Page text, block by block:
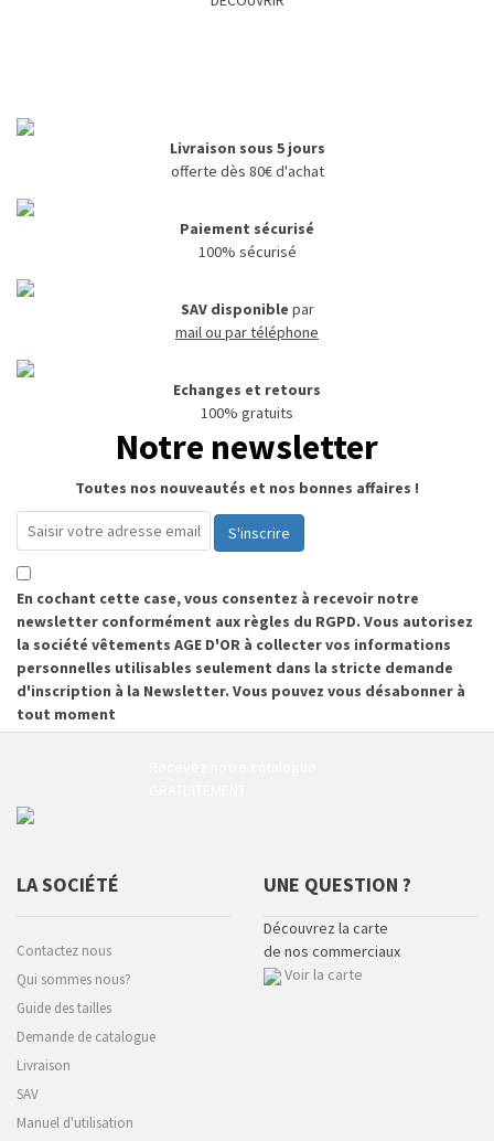
Livraison sous 5 jours
offerte dès 80€ d'achat
Paiement sécurisé
100% sécurisé
SAV disponible par
mail ou par téléphone
Echanges et retours
100% gratuits
Notre newsletter
Toutes nos nouveautés et nos bonnes affaires !
S'inscrire
En cochant cette case, vous consentez à recevoir notre
newsletter conformément aux règles du RGPD. Vous autorisez
la société vêtements AGE D'OR à collecter vos informations
personnelles utilisables seulement dans la stricte demande
d'inscription à la Newsletter. Vous pouvez vous désabonner à
tout moment
LA SOCIÉTÉ
Contactez nous
Qui sommes nous?
Guide des tailles
Demande de catalogue
Livraison
SAV
Manuel d'utilisation
UNE QUESTION ?
Découvrez la carte
de nos commerciaux
Voir la carte